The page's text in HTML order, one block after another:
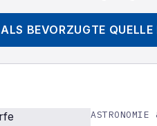
ALS BEVORZUGTE